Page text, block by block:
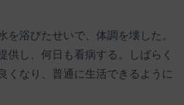
を浴びたせいで、体調を壊した。
供し、何日も看病する。しばらく
くなり、普通に生活できるように